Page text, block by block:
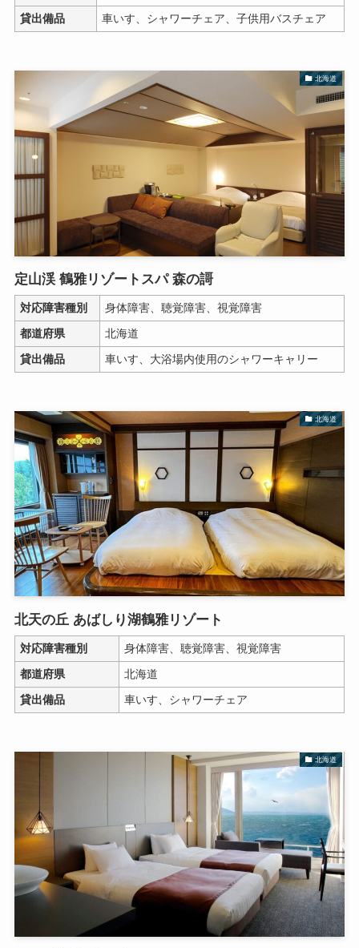
貸出備品
車いす、シャワーチェア、子供用バスチェア
北海道
定山渓 鶴雅リゾートスパ 森の謌
対応障害種別
身体障害、聴覚障害、視覚障害
都道府県
北海道
貸出備品
車いす、大浴場内使用のシャワーキャリー
北海道
北天の丘 あばしり湖鶴雅リゾート
対応障害種別
身体障害、聴覚障害、視覚障害
都道府県
北海道
貸出備品
車いす、シャワーチェア
北海道